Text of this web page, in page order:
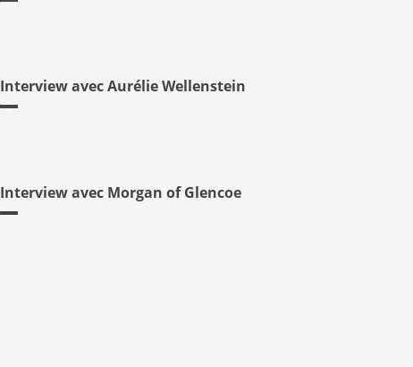
Interview avec Aurélie Wellenstein
Interview avec Morgan of Glencoe